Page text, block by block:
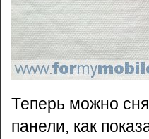
Теперь можно
панели, как